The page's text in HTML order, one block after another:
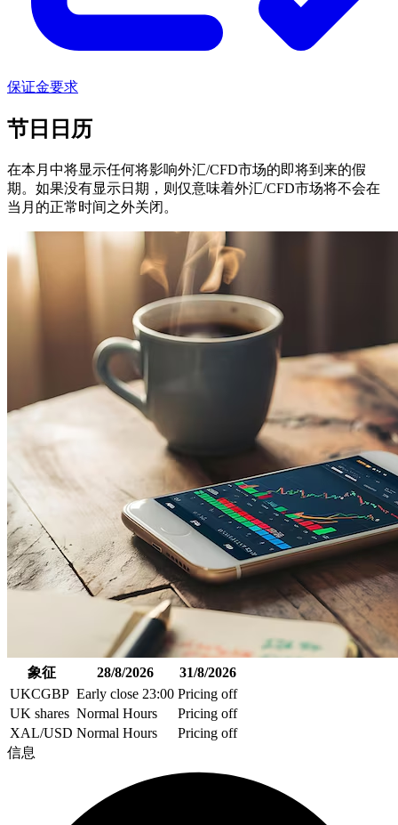
保证金要求
节日日历
在本月中将显示任何将影响外汇/CFD市场的即将到来的假
期。如果没有显示日期，则仅意味着外汇/CFD市场将不会在
当月的正常时间之外关闭。
象征 28/8/2026
31/8/2026
UKCGBP Early close 23:00 Pricing off
UK shares Normal Hours
Pricing off
XAL/USD Normal Hours
Pricing off
信息